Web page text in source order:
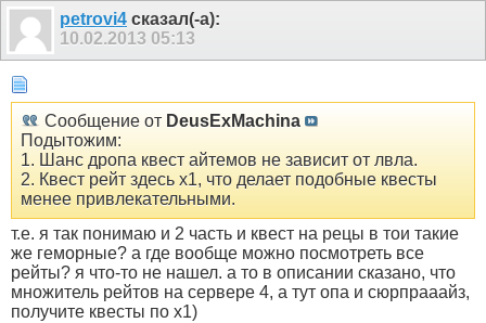
petrovi4 сказал(-а):
10.02.2013 05:13
Сообщение от DeusExMachina
Подытожим:
1. Шанс дропа квест айтемов не зависит от лвла.
2. Квест рейт здесь х1, что делает подобные квесты
менее привлекательными.
т.е. я так понимаю и 2 часть и квест на рецы в тои такие
же геморные? а где вообще можно посмотреть все
рейты? я что-то не нашел. а то в описании сказано, что
множитель рейтов на сервере 4, а тут опа и сюрпрааайз,
получите квесты по х1)